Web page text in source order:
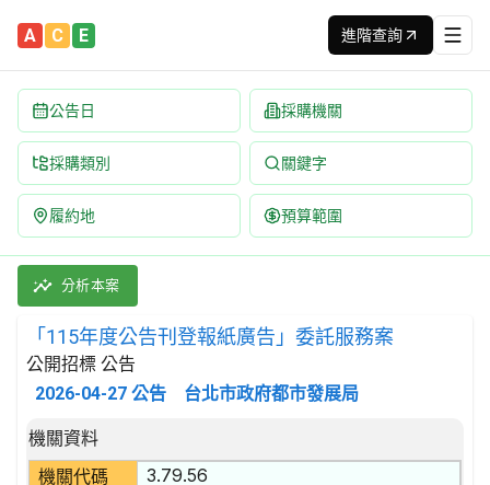
A C E 進階查詢
公告日 採購機關
採購類別 關鍵字
履約地 預算範圍
「115年度公告刊登報紙廣告」委託服務案 招標公告 | 案號：
採購類別：勞務類 廣告服務 | 招標方式：公開招標 | 決標
分析本案
「115年度公告刊登報紙廣告」委託服務案
公開招標 公告
2026-04-27 公告 台北市政府都市發展局
招標公告詳細內容
機關資料
機關代碼
3.79.56